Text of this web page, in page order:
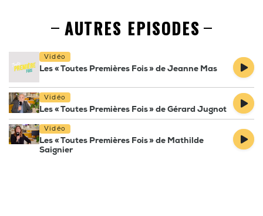
AUTRES EPISODES
Vidéo
Les « Toutes Premières Fois » de Jeanne Mas
Vidéo
Les « Toutes Premières Fois » de Gérard Jugnot
Vidéo
Les « Toutes Premières Fois » de Mathilde
Saignier